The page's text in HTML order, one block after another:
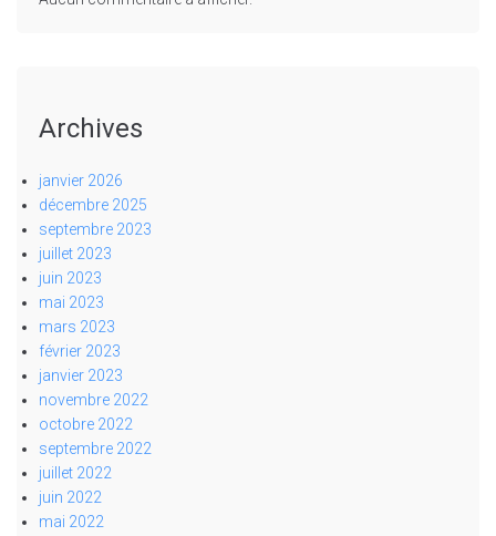
Archives
janvier 2026
décembre 2025
septembre 2023
juillet 2023
juin 2023
mai 2023
mars 2023
février 2023
janvier 2023
novembre 2022
octobre 2022
septembre 2022
juillet 2022
juin 2022
mai 2022